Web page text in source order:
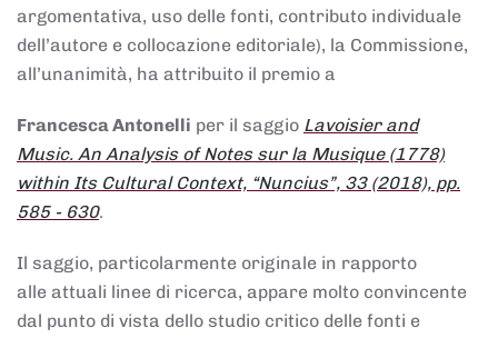
argomentativa, uso delle fonti, contributo individuale
dell’autore e collocazione editoriale), la Commissione,
all’unanimità, ha attribuito il premio a
Francesca Antonelli per il saggio Lavoisier and
Music. An Analysis of Notes sur la Musique (1778)
within Its Cultural Context, “Nuncius”, 33 (2018), pp.
585 - 630.
Il saggio, particolarmente originale in rapporto
alle attuali linee di ricerca, appare molto convincente
dal punto di vista dello studio critico delle fonti e